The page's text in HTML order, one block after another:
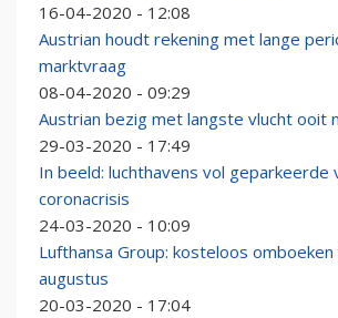
16-04-2020 - 12:08
Austrian houdt rekening met lange
marktvraag
08-04-2020 - 09:29
Austrian bezig met langste vlucht ooit
29-03-2020 - 17:49
In beeld: luchthavens vol geparkeerde
coronacrisis
24-03-2020 - 10:09
Lufthansa Group: kosteloos
augustus
20-03-2020 - 17:04